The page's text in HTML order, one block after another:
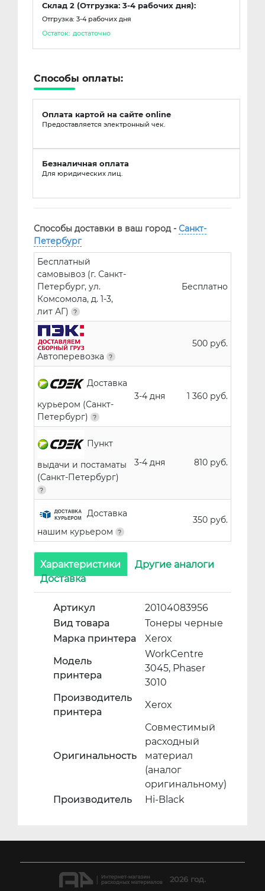
Склад 2 (Отгрузка: 3-4 рабочих дня):
Отгрузка: 3-4 рабочих дня
Остаток: достаточно
Способы оплаты:
Оплата картой на сайте online
Предоставляется электронный чек.
Безналичная оплата
Для юридических лиц.
Способы доставки в ваш город - Санкт-
Петербург
Бесплатный
самовывоз (г. Санкт-
Петербург, ул.
Комсомола, д. 1-3,
лит АГ)
Бесплатно
Автоперевозка
500 руб.
Доставка
курьером (Санкт-
Петербург)
3-4 дня 1 360 руб.
Пункт
выдачи и постаматы
(Санкт-Петербург)
3-4 дня 810 руб.
Доставка
нашим курьером
350 руб.
Характеристики
Другие аналоги
Доставка
Артикул
20104083956
Вид товара
Тонеры черные
Марка принтера
Xerox
Модель
принтера
WorkCentre
3045, Phaser
3010
Производитель
принтера
Xerox
Оригинальность
Совместимый
расходный
материал
(аналог
оригинальному)
Производитель
Hi-Black
2026 год.